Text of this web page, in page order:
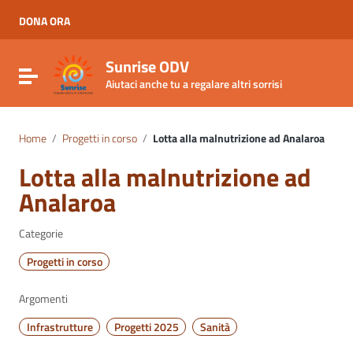
Vai al menu di navigazione
Vai al footer
DONA ORA
Attiva / disattiva la navigazione
Sunrise ODV
Aiutaci anche tu a regalare altri sorrisi
Home / Progetti in corso / Lotta alla malnutrizione ad Analaroa
Lotta alla malnutrizione ad
Analaroa
Categorie
Progetti in corso
Argomenti
Infrastrutture
Progetti 2025 Sanità